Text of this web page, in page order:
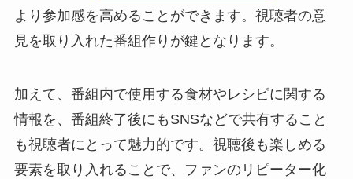
より参加感を高めることができます。視聴者の意
見を取り入れた番組作りが鍵となります。
加えて、番組内で使用する食材やレシピに関する
情報を、番組終了後にもSNSなどで共有すること
も視聴者にとって魅力的です。視聴後も楽しめる
要素を取り入れることで、ファンのリピーター化